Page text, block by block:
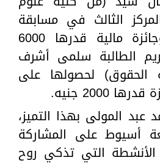
الثالث في مسابقة
الإنشاد الديني وجائزة مالية قدرها 6000
الطالبة سلمى أشرف
لحصولها على
2000 جنيه.
عبد المولى بهذا التميز،
أسيوط على المشاركة
التي تذكي روح